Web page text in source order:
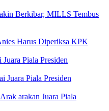
Berkibar, MILLS Tembus
Harus Diperiksa KPK
Piala Presiden
Juara Piala Presiden
arakan Juara Piala